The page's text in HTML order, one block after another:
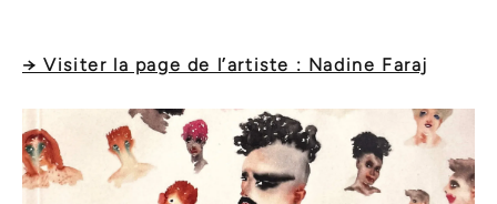
→ Visiter la page de l’artiste : Nadine Faraj